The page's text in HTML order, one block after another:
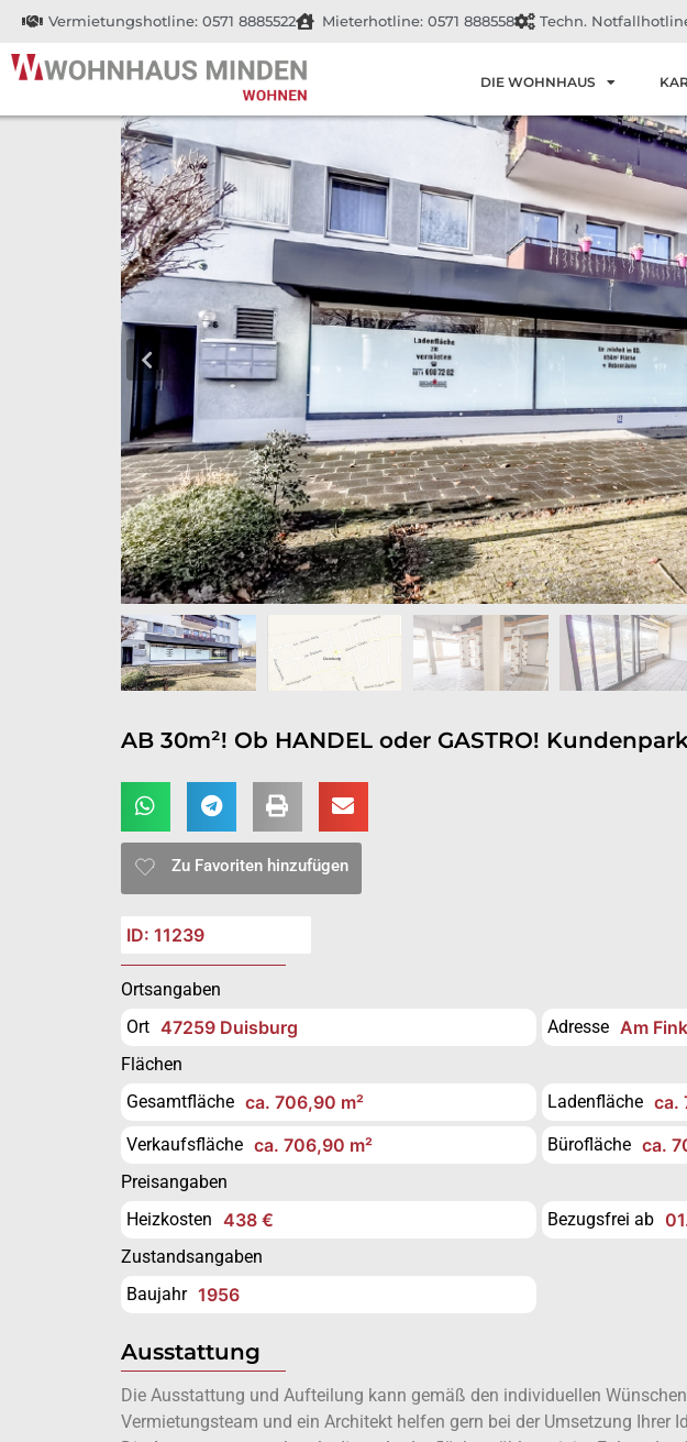
Vermietungshotline: 0571 8885522 Mieterhotline: 0571 888558 Techn.
DIE WOHNHAUS
AB 30m²! Ob HANDEL oder GASTRO!
Zu Favoriten hinzufügen
ID: 11239
Ortsangaben
Ort 47259 Duisburg Adresse Am
Flächen
Gesamtfläche ca. 706,90 m² Ladenfläche ca.
Verkaufsfläche ca. 706,90 m² Bürofläche ca.
Preisangaben
Heizkosten 438 € Bezugsfrei ab
Zustandsangaben
Baujahr 1956
Ausstattung
Die Ausstattung und Aufteilung kann gemäß den individuellen
Vermietungsteam und ein Architekt helfen gern bei der Umsetzung Ihrer